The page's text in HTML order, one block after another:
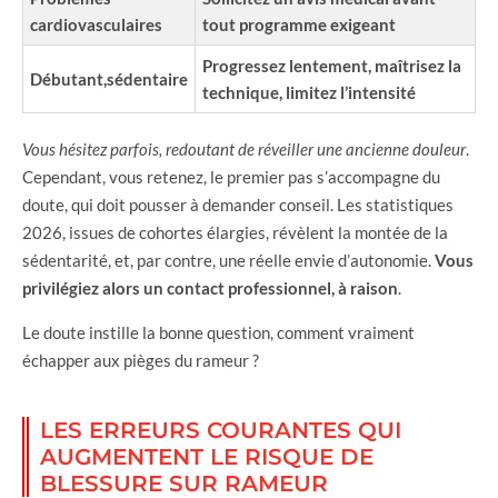
cardiovasculaires
tout programme exigeant
Débutant,sédentaire
Progressez lentement, maîtrisez la
technique, limitez l’intensité
Vous hésitez parfois, redoutant de réveiller une ancienne douleur.
Cependant, vous retenez, le premier pas s’accompagne du
doute, qui doit pousser à demander conseil. Les statistiques
2026, issues de cohortes élargies, révèlent la montée de la
sédentarité, et, par contre, une réelle envie d’autonomie. Vous
privilégiez alors un contact professionnel, à raison
Le doute instille la bonne question, comment vraiment
échapper aux pièges du rameur ?
LES ERREURS COURANTES QUI
AUGMENTENT LE RISQUE DE
BLESSURE SUR RAMEUR